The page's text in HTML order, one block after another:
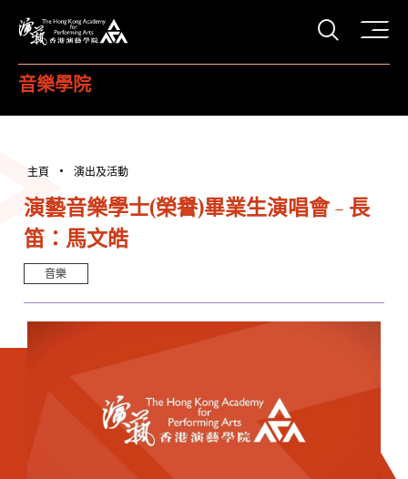
打開
音樂學院
主頁 演出及活動
演藝音樂學士(榮譽)畢業生演唱會 - 長
笛：馬文皓
音樂